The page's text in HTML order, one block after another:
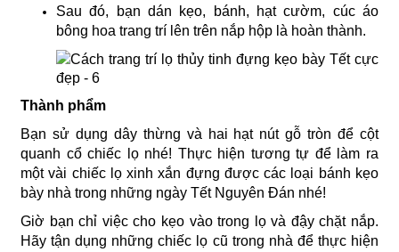
Sau đó, bạn dán kẹo, bánh, hạt cườm, cúc áo
bông hoa trang trí lên trên nắp hộp là hoàn thành.
Thành phẩm
Bạn sử dụng dây thừng và hai hạt nút gỗ tròn để cột
quanh cổ chiếc lọ nhé! Thực hiện tương tự để làm ra
một vài chiếc lọ xinh xắn đựng được các loại bánh kẹo
bày nhà trong những ngày Tết Nguyên Đán nhé!
Giờ bạn chỉ việc cho kẹo vào trong lọ và đậy chặt nắp.
Hãy tận dụng những chiếc lọ cũ trong nhà để thực hiện